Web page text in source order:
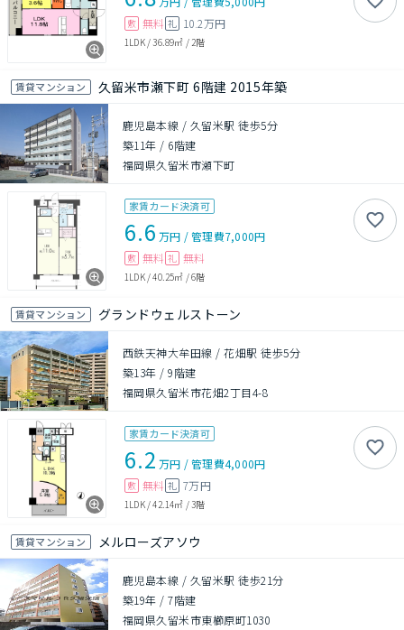
敷 無料 礼 10.2万円
1LDK/36.89㎡ / 2階
賃貸マンション 久留米市瀬下町 6階建 2015年築
鹿児島本線 / 久留米駅 徒歩5分
築11年 / 6階建
福岡県久留米市瀬下町
家賃カード決済可
6.6 万円 /管理費7,000円
敷 無料 礼 無料
1LDK/40.25㎡ /6階
賃貸マンション グランドウェルストーン
西鉄天神大牟田線 / 花畑駅 徒歩5分
築13年 /9階建
福岡県久留米市花畑2丁目4-8
家賃カード決済可
6.2 万円 /管理費4,000円
敷 無料 礼 7万円
1LDK/42.14㎡ /3階
賃貸マンション メルローズアソウ
鹿児島本線 / 久留米駅 徒歩21分
築19年 /7階建
福岡県久留米市東櫛原町1030